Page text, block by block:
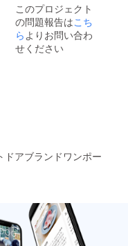
このプロジェクト
の問題報告はこち
ら よりお問い合わ
せください
ドアブランドワンポー